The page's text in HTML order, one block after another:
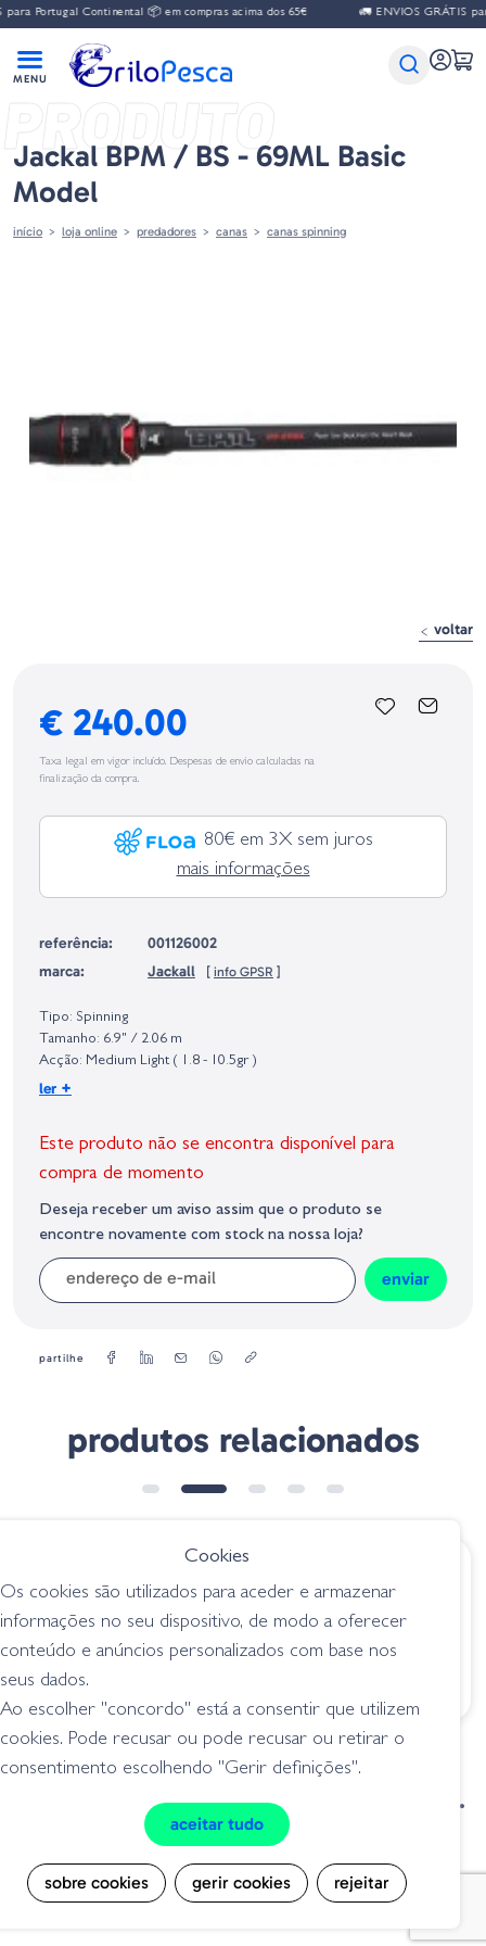
Portugal Continental 📦 em compras acima dos 65€ 🚛 ENVIOS GRÁTIS
PRODUTO
Jackal BPM / BS - 69ML Basic
Model
início loja online predadores canas canas spinning
voltar
€ 240.00
Taxa legal em vigor incluído. Despesas de envio calculadas na
finalização da compra.
80€ em 3X sem juros
mais informações
referência:
001126002
marca:
Jackall [ info GPSR ]
Europeia, dos produtos da marca, conforme requerido no Regulamento
Geral sobre a Segurança dos Produtos (GPSR):
Tipo: Spinning
Tamanho: 6.9" / 2.06 m
Acção: Medium Light ( 1.8 - 10.5gr )
Peso da Cana: 129gr
ler +
Este produto não se encontra disponível para
compra de momento
Deseja receber um aviso assim que o produto se
encontre novamente com stock na nossa loja?
enviar
partilhe
produtos relacionados
€ 205.00
Cana Alpha Z Series
Spinning
7.10"Medium Heavy
canas spinning
Cana Spinning ARK
Brandon Cobb 2.0
6.10"MX
condições de venda
livro de reclamações
privacidade
cookies
Grilo Pesca - Loja de Pesca e Competição © Todos os direitos reservados |
Desenvolvido porBomsite
Cookies
Os cookies são utilizados para aceder e armazenar
informações no seu dispositivo, de modo a oferecer
conteúdo e anúncios personalizados com base nos
seus dados.
Ao escolher "concordo" está a consentir que utilizem
cookies. Pode recusar ou pode recusar ou retirar o
consentimento escolhendo "Gerir definições".
aceitar tudo
sobre cookies gerir cookies rejeitar